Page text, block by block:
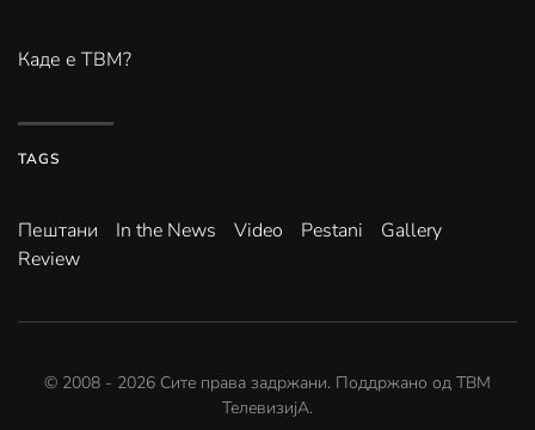
Каде е ТВМ?
TAGS
Пештани In the News Video Pestani
Gallery
Review
© 2008 - 2026 Сите права задржани. Поддржано од ТВМ
ТелевизијА.